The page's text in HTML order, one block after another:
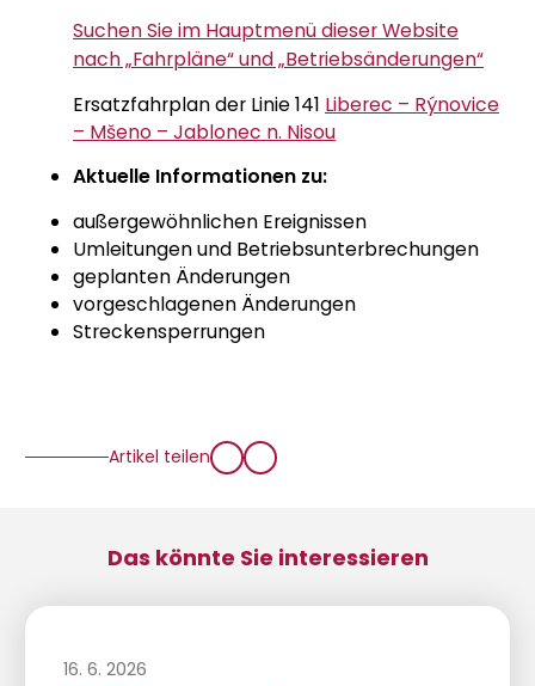
Suchen Sie im Hauptmenü dieser Website
nach „Fahrpläne“ und „Betriebsänderungen“
Ersatzfahrplan der Linie 141 Liberec – Rýnovice
– Mšeno – Jablonec n. Nisou
Aktuelle Informationen zu:
außergewöhnlichen Ereignissen
Umleitungen und Betriebsunterbrechungen
geplanten Änderungen
vorgeschlagenen Änderungen
Streckensperrungen
Artikel teilen
Das könnte Sie interessieren
16. 6. 2026